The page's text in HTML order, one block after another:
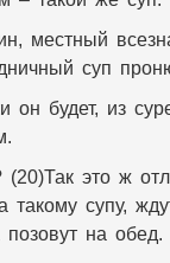
местный
суп
он будет, из
(20)Так это ж
такому супу,
позовут на обед.